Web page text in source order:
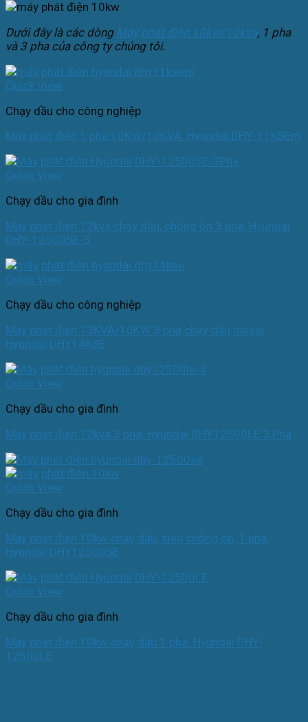
Dưới đây là các dòng Máy phát điện 10kw/10kva, 1 pha
và 3 pha của công ty chúng tôi.
Quick View
Chạy dầu cho công nghiệp
Máy phát điện 1 pha 10KW/10KVA. Hyundai DHY-11KSEm
Quick View
Chạy dầu cho gia đình
Máy phát điện 12kva chạy dầu, chống ồn 3 pha. Hyundai
DHY-12500SE-3
Quick View
Chạy dầu cho công nghiệp
Máy phát điện 13KVA/10KW 3 pha chạy dầu diesel.
Hyundai DHY14KSE
Quick View
Chạy dầu cho gia đình
Máy phát điện 12kva 3 pha. Hyundai DHY12500LE 3 Pha
Quick View
Chạy dầu cho gia đình
Máy phát điện 10kw chạy dầu, siêu chống ồn, 1 pha.
Hyundai DHY12500SE
Quick View
Chạy dầu cho gia đình
Máy phát điện 10kw chạy dầu 1 pha. Hyundai DHY-
12500LE